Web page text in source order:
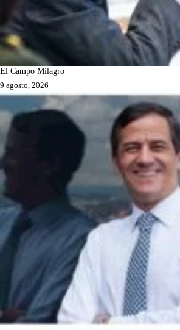
El Campo Milagro
9 agosto, 2026